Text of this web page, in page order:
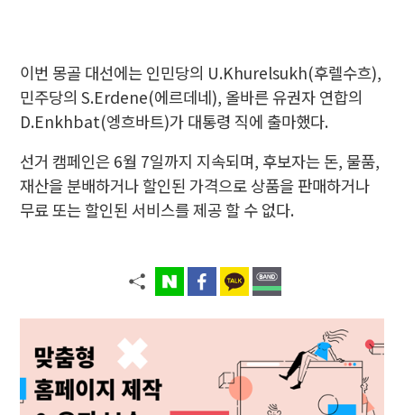
이번 몽골 대선에는 인민당의 U.Khurelsukh(후렐수흐),
민주당의 S.Erdene(에르데네), 올바른 유권자 연합의
D.Enkhbat(엥흐바트)가 대통령 직에 출마했다.
선거 캠페인은 6월 7일까지 지속되며, 후보자는 돈, 물품,
재산을 분배하거나 할인된 가격으로 상품을 판매하거나
무료 또는 할인된 서비스를 제공 할 수 없다.